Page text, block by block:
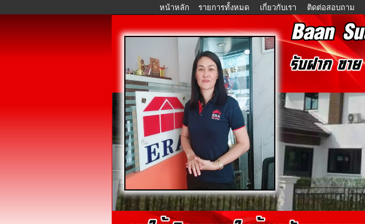
หน้าหลัก รายการทั้งหมด เกี่ยวกับเรา ติดต่อสอบถาม